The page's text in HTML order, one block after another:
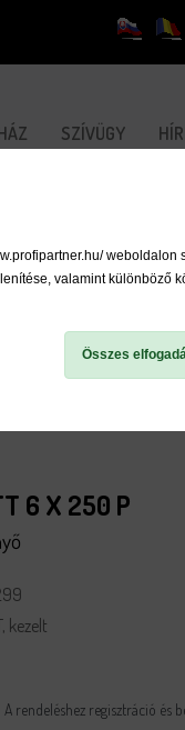
weboldalon
valamint különböző
Összes
SZÍVÜGY
6 X 250 P
kezelt
A rendeléshez regisztráció és